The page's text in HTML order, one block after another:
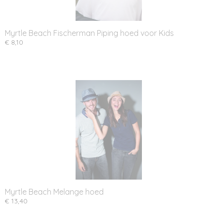
Myrtle Beach Fischerman Piping hoed voor Kids
€ 8,10
Myrtle Beach Melange hoed
€ 13,40